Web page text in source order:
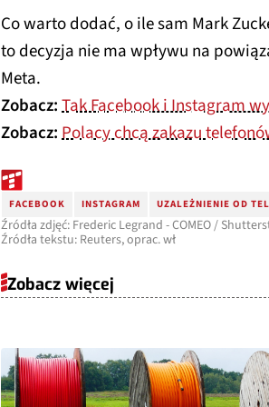
Co warto dodać, o ile sam Mark
to decyzja nie ma wpływu na
Meta.
Zobacz:Tak Facebook i Instagram
Zobacz:Polacy chcą zakazu
FACEBOOK INSTAGRAM UZALEŻNIENIE OD
Źródła zdjęć: Frederic Legrand - COMEO /
Źródła tekstu: Reuters, oprac. wł
Zobacz więcej